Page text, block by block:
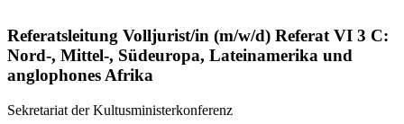
Referatsleitung Volljurist/in (m/w/d) Referat VI 3 C:
Nord-, Mittel-, Südeuropa, Lateinamerika und
anglophones Afrika
Sekretariat der Kultusministerkonferenz